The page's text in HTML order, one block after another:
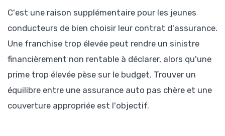
C'est une raison supplémentaire pour les jeunes
conducteurs de bien choisir leur contrat d'assurance.
Une franchise trop élevée peut rendre un sinistre
financièrement non rentable à déclarer, alors qu'une
prime trop élevée pèse sur le budget. Trouver un
équilibre entre une assurance auto pas chère et une
couverture appropriée est l'objectif.